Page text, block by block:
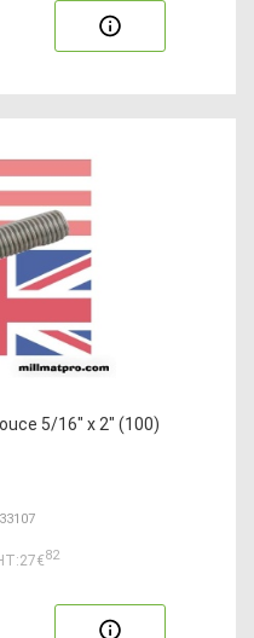
5/16" x 2" (100)
82